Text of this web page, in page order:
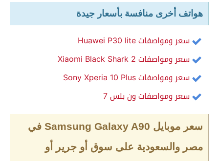
هواتف أخرى منافسة بأسعار جيدة
سعر ومواصفات Huawei P30 lite
سعر ومواصفات Xiaomi Black Shark 2
سعر ومواصفات Sony Xperia 10 Plus
سعر ومواصفات ون بلس 7
سعر موبايل Samsung Galaxy A90 في
مصر والسعودية على سوق أو جرير أو